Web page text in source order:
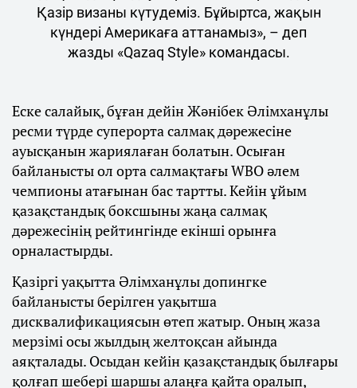
Қазір визаны күтудеміз. Бұйыртса, жақын
күндері Америкаға аттанамыз», – деп
жазды «Qazaq Style» командасы.
Еске салайық, бұған дейін Жәнібек Әлімханұлы
ресми түрде суперорта салмақ дәрежесіне
ауысқанын жариялаған болатын. Осыған
байланысты ол орта салмақтағы WBO әлем
чемпионы атағынан бас тартты. Кейін ұйым
қазақстандық боксшыны жаңа салмақ
дәрежесінің рейтингінде екінші орынға
орналастырды.
Қазіргі уақытта Әлімханұлы допингке
байланысты берілген уақытша
дисквалификациясын өтеп жатыр. Оның жаза
мерзімі осы жылдың желтоқсан айында
аяқталады. Осыдан кейін қазақстандық былғары
қолғап шебері шаршы алаңға қайта оралып,